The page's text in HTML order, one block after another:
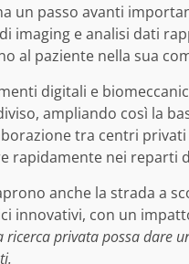
un passo avanti
imaging e analisi dati
al paziente nella sua
digitali e
ampliando così la
tra centri
rapidamente nei reparti
anche la strada a
innovativi, con un
privata possa dare